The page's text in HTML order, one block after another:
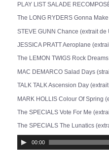
PLAY LIST SALADE
The LONG RYDERS Gonna
STEVE GUNN Chance (extrait
JESSICA PRATT Aeroplane
The LEMON TWIGS Rock
MAC DEMARCO Salad Days
TALK TALK Ascension Day
MARK HOLLIS Colour Of Spring
The SPECIALS Vote For Me
The SPECIALS The Lunatics
audio00:00